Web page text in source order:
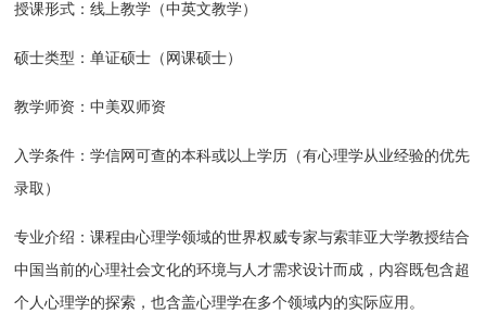
授课形式：线上教学（中英文教学）
硕士类型：单证硕士（网课硕士）
教学师资：中美双师资
入学条件：学信网可查的本科或以上学历（有心理学从业经验的优先
录取）
专业介绍：课程由心理学领域的世界权威专家与索菲亚大学教授结合
中国当前的心理社会文化的环境与人才需求设计而成，内容既包含超
个人心理学的探索，也含盖心理学在多个领域内的实际应用。